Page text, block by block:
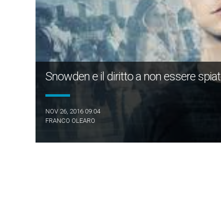
Snowden e il diritto a non essere
NOV 26, 2016 09:04
FRANCO OLEARO